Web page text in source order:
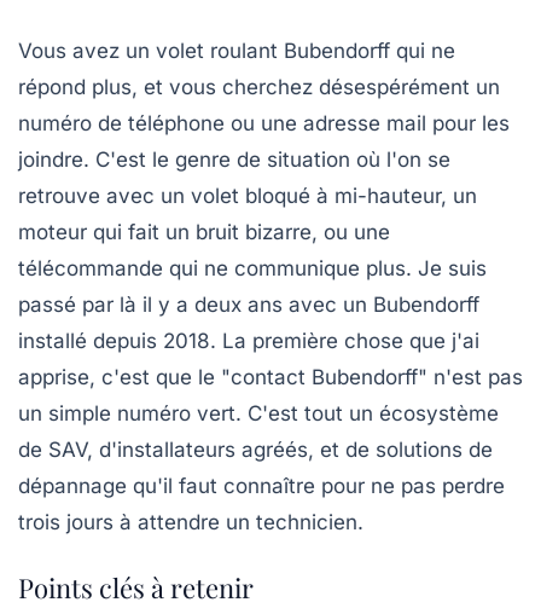
Vous avez un volet roulant Bubendorff qui ne
répond plus, et vous cherchez désespérément un
numéro de téléphone ou une adresse mail pour les
joindre. C'est le genre de situation où l'on se
retrouve avec un volet bloqué à mi-hauteur, un
moteur qui fait un bruit bizarre, ou une
télécommande qui ne communique plus. Je suis
passé par là il y a deux ans avec un Bubendorff
installé depuis 2018. La première chose que j'ai
apprise, c'est que le "contact Bubendorff" n'est pas
un simple numéro vert. C'est tout un écosystème
de SAV, d'installateurs agréés, et de solutions de
dépannage qu'il faut connaître pour ne pas perdre
trois jours à attendre un technicien.
Points clés à retenir